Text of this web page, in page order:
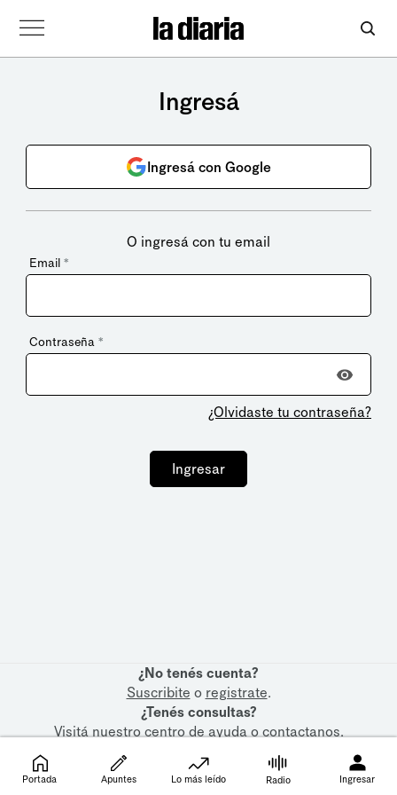
Ingresá
Ingresá con Google
O ingresá con tu email
Email *
Contraseña *
¿Olvidaste tu contraseña?
Ingresar
¿No tenés cuenta?
Suscribite o registrate.
¿Tenés consultas?
Visitá nuestrocentro de ayudaocontactanos.
Portada Apuntes Lo más leído Radio Ingresar